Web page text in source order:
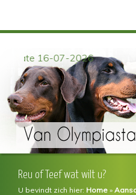
16-07-2026
Reu of Teef wat wilt u?
U bevindt zich hier: Home »